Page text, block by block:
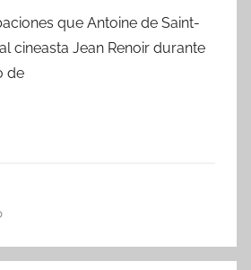
r
que Antoine de Saint-
cineasta Jean Renoir durante
de